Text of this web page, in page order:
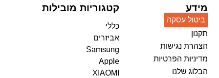
מידע
ביטול עסקה
תקנון
הצהרת נגישות
מדיניות הפרטיות
הבלוג שלנו
קטגוריות מובילות
כללי
אביזרים
Samsung
Apple
XIAOMI